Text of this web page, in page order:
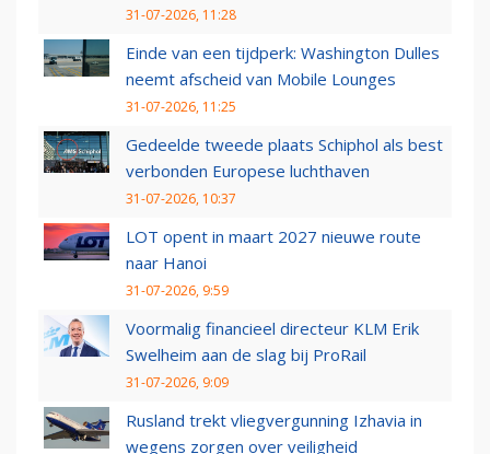
31-07-2026, 11:28
Einde van een tijdperk: Washington Dulles
neemt afscheid van Mobile Lounges
31-07-2026, 11:25
Gedeelde tweede plaats Schiphol als best
verbonden Europese luchthaven
31-07-2026, 10:37
LOT opent in maart 2027 nieuwe route
naar Hanoi
31-07-2026, 9:59
Voormalig financieel directeur KLM Erik
Swelheim aan de slag bij ProRail
31-07-2026, 9:09
Rusland trekt vliegvergunning Izhavia in
wegens zorgen over veiligheid